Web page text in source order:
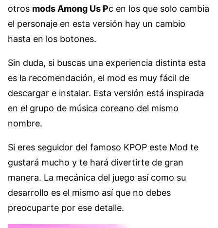
otros mods Among Us Pc en los que solo cambia
el personaje en esta versión hay un cambio
hasta en los botones.
Sin duda, si buscas una experiencia distinta esta
es la recomendación, el mod es muy fácil de
descargar e instalar. Esta versión está inspirada
en el grupo de música coreano del mismo
nombre.
Si eres seguidor del famoso KPOP este Mod te
gustará mucho y te hará divertirte de gran
manera. La mecánica del juego así como su
desarrollo es el mismo así que no debes
preocuparte por ese detalle.